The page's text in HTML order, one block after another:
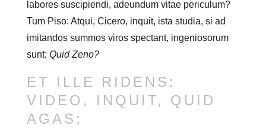
labores suscipiendi, adeundum vitae periculum?
Tum Piso: Atqui, Cicero, inquit, ista studia, si ad
imitandos summos viros spectant, ingeniosorum
sunt; Quid Zeno?
ET ILLE RIDENS:
VIDEO, INQUIT, QUID
AGAS;